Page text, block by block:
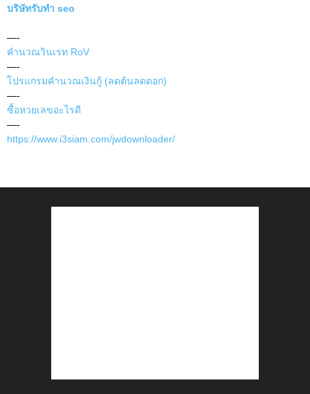
บริษัทรับทำ seo
—-
คำนวณวินเรท RoV
—-
โปรแกรมคำนวณเงินกู้ (ลดต้นลดดอก)
—-
ซื้อหวยเลขอะไรดี
—-
https://www.i3siam.com/jwdownloader/